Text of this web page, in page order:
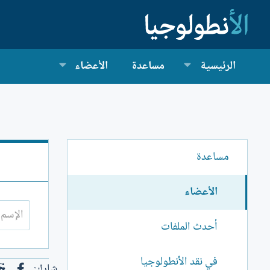
الرئيسية مساعدة الأعضاء
مساعدة
الأعضاء
أحدث الملفات
في نقد الأنطولوجيا